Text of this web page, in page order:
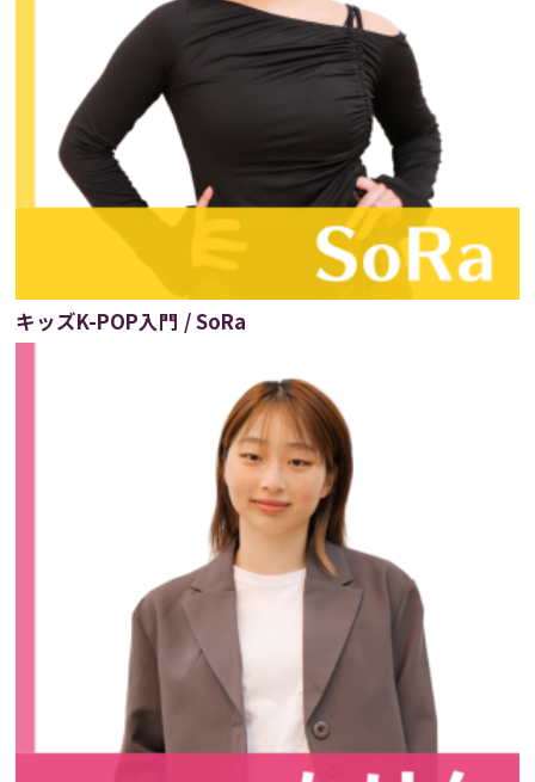
キッズK-POP入門 / SoRa